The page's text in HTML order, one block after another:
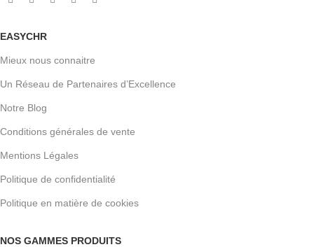
EASYCHR
Mieux nous connaitre
Un Réseau de Partenaires d’Excellence
Notre Blog
Conditions générales de vente
Mentions Légales
Politique de confidentialité
Politique en matière de cookies
NOS GAMMES PRODUITS